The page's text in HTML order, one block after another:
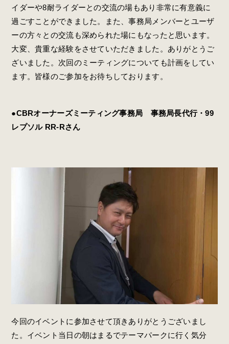
イダーや8耐ライダーとの交流の場もあり非常に有意義に
過ごすことができました。また、事務局メンバーとユーザ
ーの方々との交流も深められた場にもなったと思います。
大変、貴重な経験をさせていただきました。ありがとうご
ざいました。次回のミーティングについても計画をしてい
ます。皆様のご参加をお待ちしております。
●CBRオーナーズミーティング事務局 事務局長代行・99
レプソル RR-Rさん
今回のイベントに参加させて頂きありがとうございまし
た。イベント当日の朝はまるでテーマパークに行く気分